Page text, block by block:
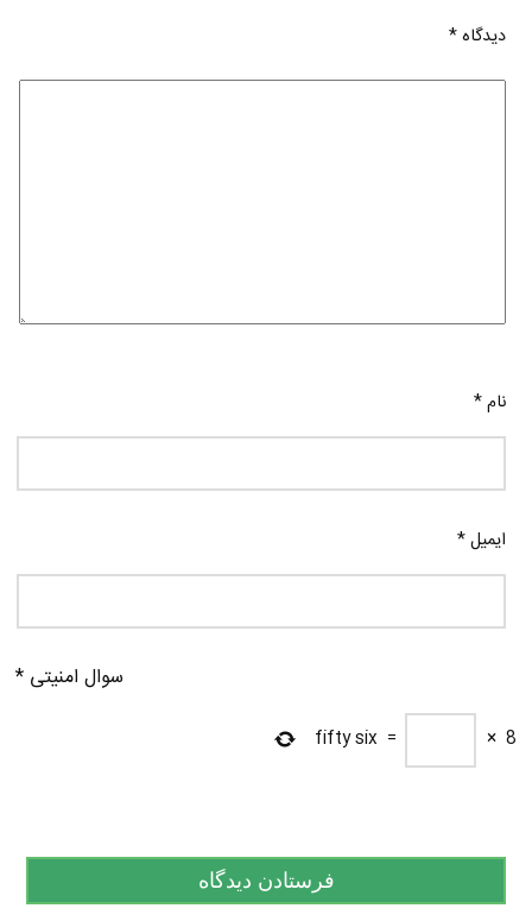
دیدگاه*
نام*
ایمیل*
سوال امنیتی *
8
×
=
fifty six